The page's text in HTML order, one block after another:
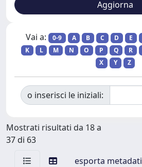
Vai a: 0-9 A B C D E
K
L M N O P Q R
X
Y Z
o inserisci le iniziali:
Mostrati risultati da 18 a
37 di 63
esporta metadati